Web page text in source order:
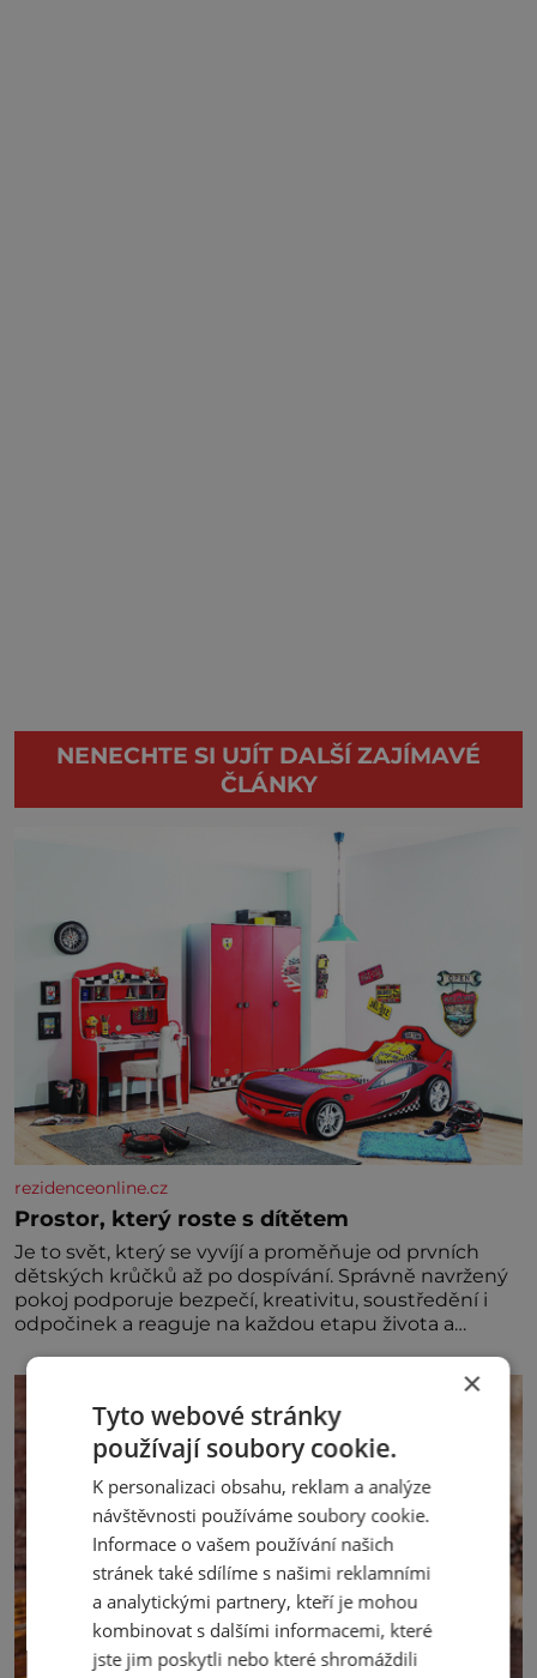
NENECHTE SI UJÍT DALŠÍ ZAJÍMAVÉ
ČLÁNKY
rezidenceonline.cz
Prostor, který roste s dítětem
Je to svět, který se vyvíjí a proměňuje od prvních
dětských krůčků až po dospívání. Správně navržený
pokoj podporuje bezpečí, kreativitu, soustředění i
odpočinek a reaguje na každou etapu života a
jednoduchost, měkkost a bezpečí, proto by pokoj
miminka měl působit především klidně a útulně.
Předškolní věk je
×
Tyto webové stránky
používají soubory cookie.
K personalizaci obsahu, reklam a analýze
návštěvnosti používáme soubory cookie.
Informace o vašem používání našich
stránek také sdílíme s našimi reklamními
a analytickými partnery, kteří je mohou
kombinovat s dalšími informacemi, které
jste jim poskytli nebo které shromáždili